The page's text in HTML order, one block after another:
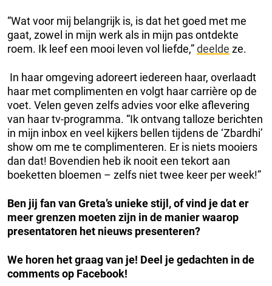
“Wat voor mij belangrijk is, is dat het goed met me
gaat, zowel in mijn werk als in mijn pas ontdekte
roem. Ik leef een mooi leven vol liefde,”deelde ze.
In haar omgeving adoreert iedereen haar, overlaadt
haar met complimenten en volgt haar carrière op de
voet. Velen geven zelfs advies voor elke aflevering
van haar tv-programma. “Ik ontvang talloze berichten
in mijn inbox en veel kijkers bellen tijdens de ‘Zbardhi’
show om me te complimenteren. Er is niets mooiers
dan dat! Bovendien heb ik nooit een tekort aan
boeketten bloemen – zelfs niet twee keer per week!”
Ben jij fan van Greta’s unieke stijl, of vind je dat er
meer grenzen moeten zijn in de manier waarop
presentatoren het nieuws presenteren?
We horen het graag van je! Deel je gedachten in de
comments op Facebook!